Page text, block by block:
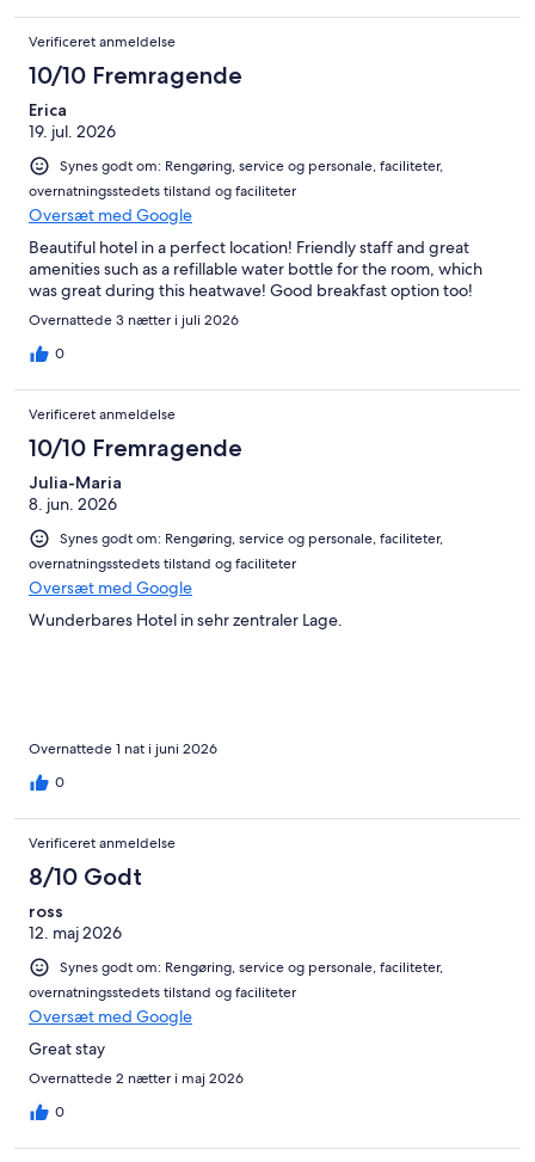
Verificeret anmeldelse
10/10 Fremragende
Erica
19. jul. 2026
Synes godt om: Rengøring, service og personale, faciliteter,
overnatningsstedets tilstand og faciliteter
Oversæt med Google
Beautiful hotel in a perfect location! Friendly staff and great
amenities such as a refillable water bottle for the room, which
was great during this heatwave! Good breakfast option too!
Overnattede 3 nætter i juli 2026
0
Verificeret anmeldelse
10/10 Fremragende
Julia-Maria
8. jun. 2026
Synes godt om: Rengøring, service og personale, faciliteter,
overnatningsstedets tilstand og faciliteter
Oversæt med Google
Wunderbares Hotel in sehr zentraler Lage.
Overnattede 1 nat i juni 2026
0
Verificeret anmeldelse
8/10 Godt
ross
12. maj 2026
Synes godt om: Rengøring, service og personale, faciliteter,
overnatningsstedets tilstand og faciliteter
Oversæt med Google
Great stay
Overnattede 2 nætter i maj 2026
0